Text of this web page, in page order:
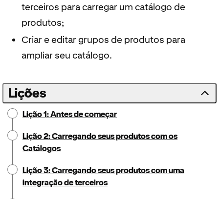
terceiros para carregar um catálogo de
produtos;
Criar e editar grupos de produtos para
ampliar seu catálogo.
Lições
Lição 1: Antes de começar
Lição 2: Carregando seus produtos com os
Catálogos
Lição 3: Carregando seus produtos com uma
integração de terceiros